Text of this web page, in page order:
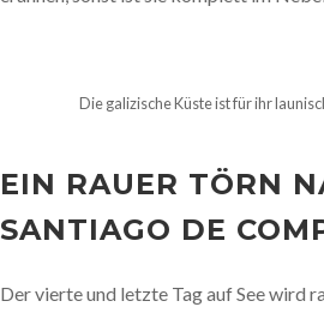
Die galizische Küste ist für ihr
EIN RAUER TÖRN
SANTIAGO DE
Der vierte und letzte Tag auf See wird